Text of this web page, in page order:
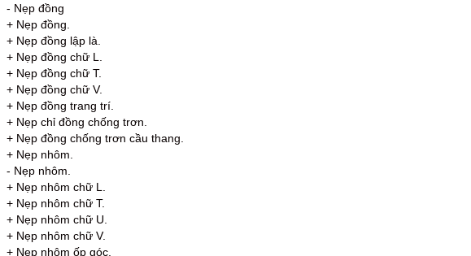
- Nẹp đồng
+ Nẹp đồng.
+ Nẹp đồng lập là.
+ Nẹp đồng chữ L.
+ Nẹp đồng chữ T.
+ Nẹp đồng chữ V.
+ Nẹp đồng trang trí.
+ Nẹp chỉ đồng chống trơn.
+ Nẹp đồng chống trơn cầu thang.
+ Nẹp nhôm.
- Nẹp nhôm.
+ Nẹp nhôm chữ L.
+ Nẹp nhôm chữ T.
+ Nẹp nhôm chữ U.
+ Nẹp nhôm chữ V.
+ Nẹp nhôm ốp góc.